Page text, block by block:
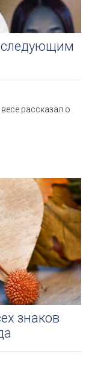
следующим
рассказал о
знаков